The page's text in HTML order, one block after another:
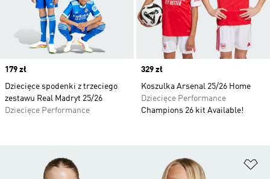
Price
179 zł
Dziecięce spodenki z trzeciego
zestawu Real Madryt 25/26
Dziecięce Performance
Price
329 zł
Koszulka Arsenal 25/26 Home
Dziecięce Performance
Champions 26 kit Available!